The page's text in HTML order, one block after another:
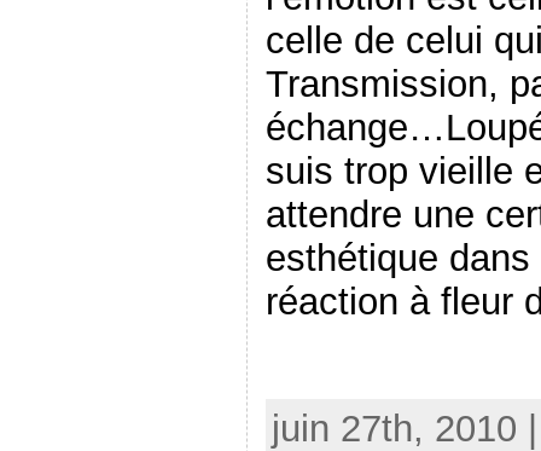
celle de celui
Transmission,
suis trop vieille
attendre une
esthétique dans
réaction à fleur
juin 27th, 2010